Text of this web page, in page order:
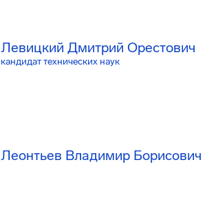
Левицкий Дмитрий Орестович
кандидат технических наук
Леонтьев Владимир Борисович